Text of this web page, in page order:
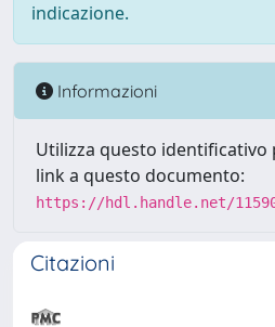
indicazione.
Informazioni
Utilizza questo identificativo
link a questo documento:
https://hdl.handle.net/
Citazioni